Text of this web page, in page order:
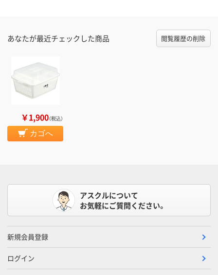
あなたが最近チェックした商品 閲覧履歴の削除
￥1,900（税込）
カゴへ
アスクルについて
お気軽にご質問ください。
新規会員登録
ログイン